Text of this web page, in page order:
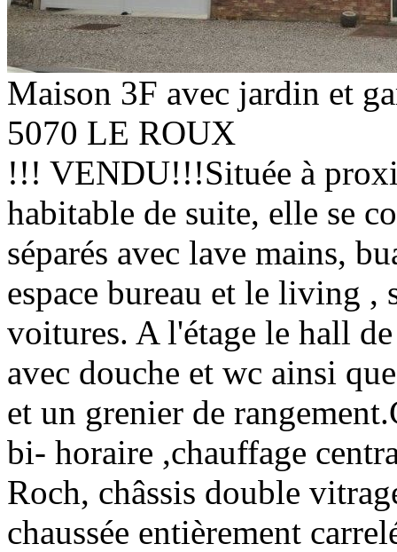
Maison 3F avec jardin et
5070 LE ROUX
!!! VENDU!!!Située à
habitable de suite, elle se
séparés avec lave mains,
espace bureau et le living ,
voitures. A l'étage le hall
avec douche et wc ainsi
et un grenier de
bi- horaire ,chauffage
Roch, châssis double
chaussée entièrement